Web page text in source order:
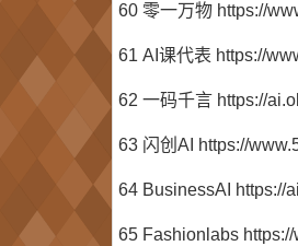
60 零一万物 https://
61 AI课代表 https://
62 一码千言 https://
63 闪创AI https://
64 BusinessAI https://
65 Fashionlabs